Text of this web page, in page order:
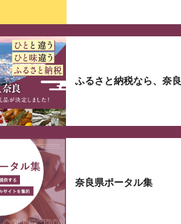
ふるさと納税なら、奈良
奈良県ポータル集